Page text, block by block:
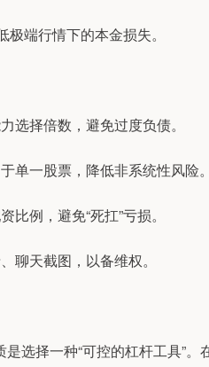
极端行情下的本金损失。
选择倍数，避免过度负债。
单一股票，降低非系统性风险。
例，避免“死扛”亏损。
聊天截图，以备维权。
选择一种“可控的杠杆工具”